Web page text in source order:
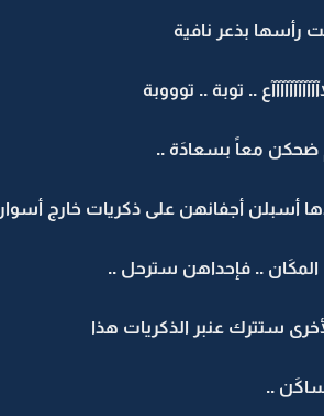
رأسها بذعر نافية
.. توبة .. توووبة
ضحكن معاً بسعادَة ..
أسبلن أجفانهن على ذكريات خارج أسوار
المكَان .. فإحداهن سترحل ..
ستترك عنبر الذكريات هذا
ساكَن ..